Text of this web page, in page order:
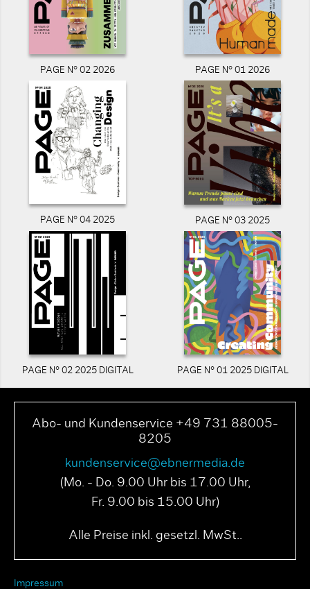
PAGE N° 02 2026 PAGE N° 01 2026
PAGE N° 04 2025 PAGE N° 03 2025
PAGE N° 02 2025 DIGITAL PAGE N° 01 2025 DIGITAL
Abo- und Kundenservice +49 731 88005-
8205
kundenservice@ebnermedia.de
(Mo. - Do. 9.00 Uhr bis 17.00 Uhr,
Fr. 9.00 bis 15.00 Uhr)
Alle Preise inkl. gesetzl. MwSt..
Impressum